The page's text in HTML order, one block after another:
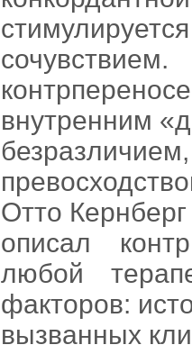
внутренним
Отто
описал
любой
факторов:
вызванных